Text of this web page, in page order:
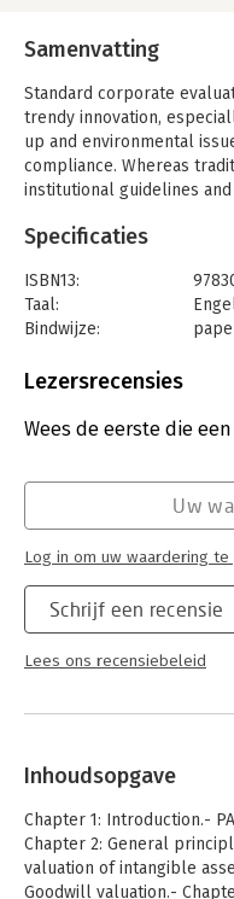
Samenvatting
Standard corporate
trendy innovation,
up and environmental
compliance. Whereas
institutional guidelines
a strong theoretical
a senior consultant,
insights, providing an
evaluators, managers, and
Specificaties
ISBN13:
Taal:
Bindwijze:
Verschijningsdatum:
Hoofdrubriek:
Lezersrecensies
Wees de eerste die
Schrijf een recensie
Lees ons recensiebeleid
Uw
Log in om uw waardering te
Inhoudsopgave
Chapter 1: Introduction.-
Chapter 2: General
valuation of intangible
Goodwill valuation.-